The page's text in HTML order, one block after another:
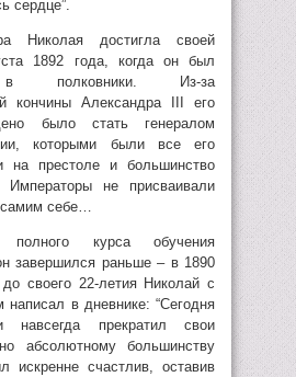
сердце”.
Николая достигла своей
1892 года, когда он был
в полковники. Из-за
кончины Александра III его
было стать генералом
которыми были все его
на престоле и большинство
Императоры не присваивали
самим себе…
полного курса обучения
завершился раньше – в 1890
до своего 22-летия Николай с
написал в дневнике: “Сегодня
навсегда прекратил свои
абсолютному большинству
искренне счастлив, оставив